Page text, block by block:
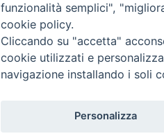
: tel/fax 0881/522244 - e-mail:
funzionalità semplici",
cookie policy.
Cliccando su "accetta"
cookie utilizzati e
navigazione installando i soli
Personalizza